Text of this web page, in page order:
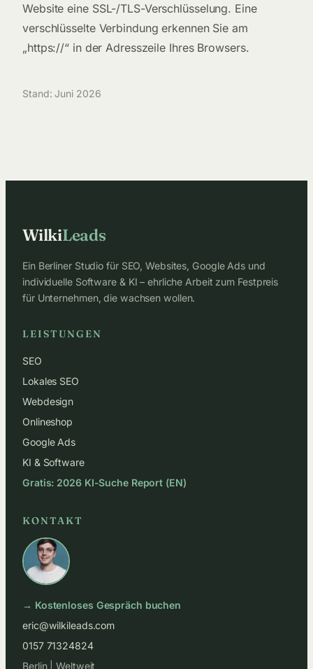
Website eine SSL-/TLS-Verschlüsselung. Eine
verschlüsselte Verbindung erkennen Sie am
„https://“ in der Adresszeile Ihres Browsers.
Stand: Juni 2026
WilkiLeads
Ein Berliner Studio für SEO, Websites, Google Ads und
individuelle Software & KI – ehrliche Arbeit zum Festpreis
für Unternehmen, die wachsen wollen.
LEISTUNGEN
SEO
Lokales SEO
Webdesign
Onlineshop
Google Ads
KI & Software
Gratis: 2026 KI-Suche Report (EN)
KONTAKT
→ Kostenloses Gespräch buchen
eric@wilkileads.com
0157 71324824
Berlin | Weltweit